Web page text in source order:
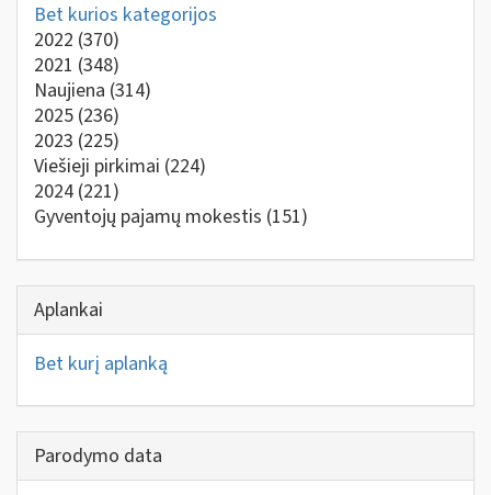
Bet kurios kategorijos
2022 (370)
2021 (348)
Naujiena (314)
2025 (236)
2023 (225)
Viešieji pirkimai (224)
2024 (221)
Gyventojų pajamų mokestis (151)
Aplankai
Bet kurį aplanką
Parodymo data